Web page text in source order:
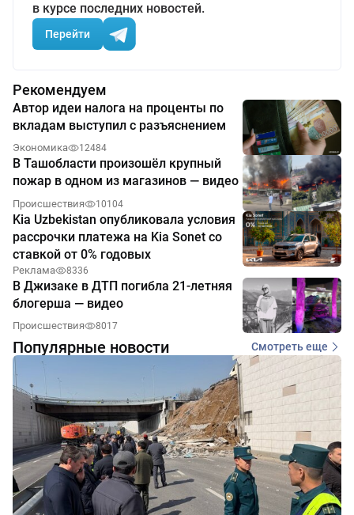
в курсе последних новостей.
Перейти
Рекомендуем
Автор идеи налога на проценты по
вкладам выступил с разъяснением
Экономика 12484
В Ташобласти произошёл крупный
пожар в одном из магазинов — видео
Происшествия 10104
Kia Uzbekistan опубликовала условия
рассрочки платежа на Kia Sonet со
ставкой от 0% годовых
Реклама 8336
В Джизаке в ДТП погибла 21-летняя
блогерша — видео
Происшествия 8017
Популярные новости Смотреть еще